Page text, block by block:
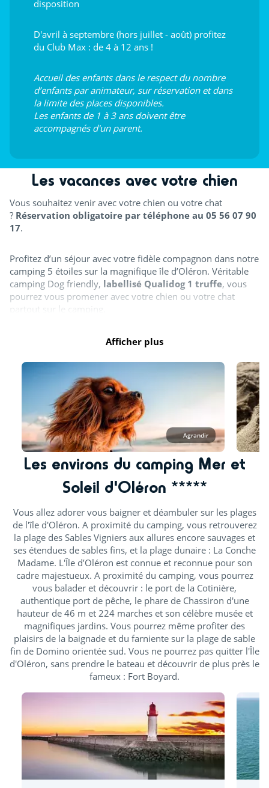
disposition
D'avril à septembre (hors juillet - août) profitez
du Club Max : de 4 à 12 ans !
Accueil des enfants dans le respect du nombre
d’enfants par animateur, sur réservation et dans
la limite des places disponibles.
Les enfants de 1 à 3 ans doivent être
accompagnés d'un parent.
Les vacances avec votre chien
Vous souhaitez venir avec votre chien ou votre chat
? Réservation obligatoire par téléphone au 05 56 07 90
17.
Profitez d’un séjour avec votre fidèle compagnon dans notre
camping 5 étoiles sur la magnifique île d’Oléron. Véritable
camping Dog friendly, labellisé Qualidog 1 truffe, vous
pourrez vous promener avec votre chien ou votre chat
Afficher plus
Agrandir
Les environs du camping Mer et
Soleil d'Oléron *****
Vous allez adorer vous baigner et déambuler sur les plages
de l'île d'Oléron. A proximité du camping, vous retrouverez
la plage des Sables Vigniers aux allures encore sauvages et
ses étendues de sables fins, et la plage dunaire : La Conche
Madame. L'Île d’Oléron est connue et reconnue pour son
cadre majestueux. A proximité du camping, vous pourrez
vous balader et découvrir : le port de la Cotinière,
authentique port de pêche, le phare de Chassiron d'une
hauteur de 46 m et 224 marches et son célèbre musée et
magnifiques jardins. Vous pourrez même profiter des
plaisirs de la baignade et du farniente sur la plage de sable
fin de Domino orientée sud. Vous ne pourrez pas quitter l'Île
d'Oléron, sans prendre le bateau et découvrir de plus près le
fameux : Fort Boyard.